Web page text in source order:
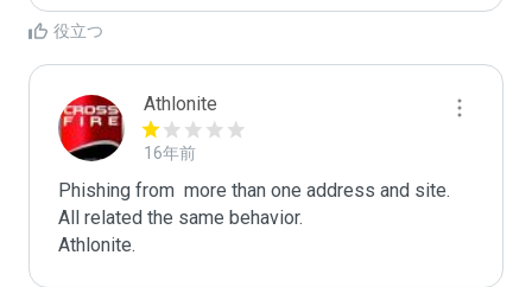
役立つ
Athlonite
16年前
Phishing from  more than one address and site.
All related the same behavior.
Athlonite.